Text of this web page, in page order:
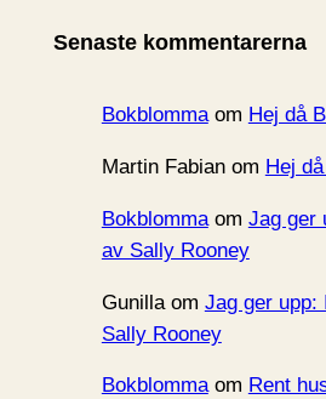
v
Senaste kommentarerna
Bokblommaom Hej då
Martin Fabianom Hej
Bokblommaom Jag ger
av Sally Rooney
Gunillaom Jag ger upp:
Sally Rooney
Bokblommaom Rent